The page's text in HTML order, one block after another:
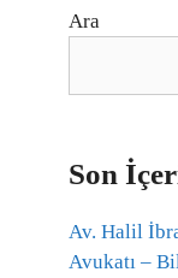
Ara
Son
Av. Halil
Avukatı –